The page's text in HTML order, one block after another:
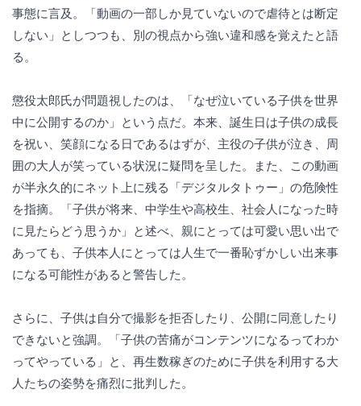
事態に言及。「動画の一部しか見ていないので虐待とは断定
しない」としつつも、別の視点から強い違和感を覚えたと語
る。
懲役太郎氏が問題視したのは、「なぜ泣いている子供を世界
中に公開するのか」という点だ。本来、誕生日は子供の成長
を祝い、笑顔になる日であるはずが、主役の子供が泣き、周
囲の大人が笑っている状況に疑問を呈した。また、この動画
が半永久的にネット上に残る「デジタルタトゥー」の危険性
を指摘。「子供が将来、中学生や高校生、社会人になった時
に見たらどう思うか」と述べ、親にとっては可愛い思い出で
あっても、子供本人にとっては人生で一番恥ずかしい出来事
になる可能性があると警告した。
さらに、子供は自分で撮影を拒否したり、公開に同意したり
できないと強調。「子供の苦痛がコンテンツになるってわか
ってやっている」と、再生数稼ぎのために子供を利用する大
人たちの姿勢を痛烈に批判した。